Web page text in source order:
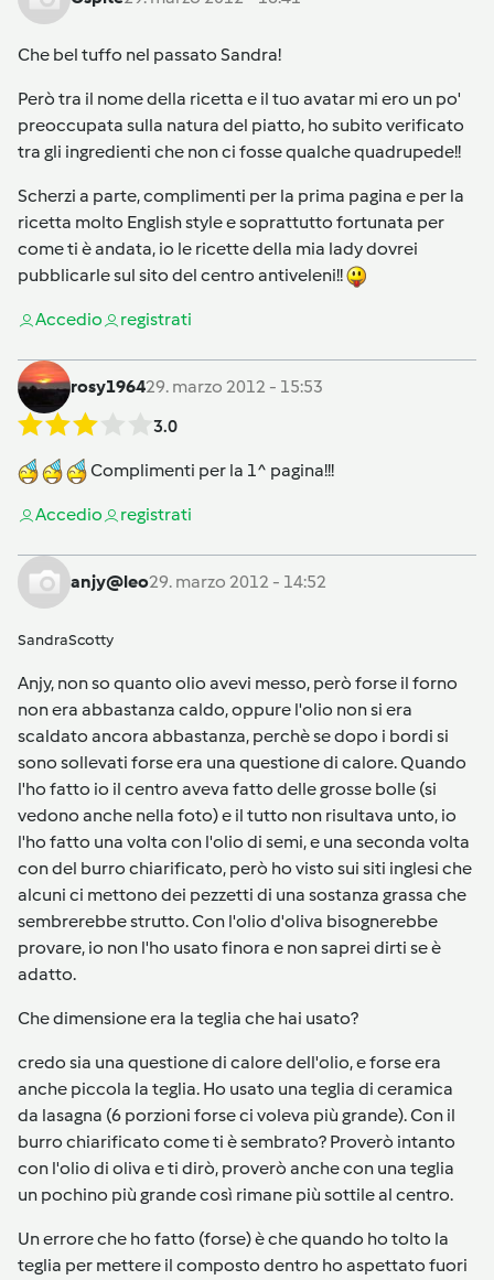
Che bel tuffo nel passato Sandra!
Però tra il nome della ricetta e il tuo avatar mi ero un po'
preoccupata sulla natura del piatto, ho subito verificato
tra gli ingredienti che non ci fosse qualche quadrupede!!
Scherzi a parte, complimenti per la prima pagina e per la
ricetta molto English style e soprattutto fortunata per
come ti è andata, io le ricette della mia lady dovrei
pubblicarle sul sito del centro antiveleni!!
Accedio registrati
rosy196429. marzo 2012 - 15:53
3.0
Complimenti per la 1^ pagina!!!
Accedio registrati
anjy@leo29. marzo 2012 - 14:52
SandraScotty
Anjy, non so quanto olio avevi messo, però forse il forno
non era abbastanza caldo, oppure l'olio non si era
scaldato ancora abbastanza, perchè se dopo i bordi si
sono sollevati forse era una questione di calore. Quando
l'ho fatto io il centro aveva fatto delle grosse bolle (si
vedono anche nella foto) e il tutto non risultava unto, io
l'ho fatto una volta con l'olio di semi, e una seconda volta
con del burro chiarificato, però ho visto sui siti inglesi che
alcuni ci mettono dei pezzetti di una sostanza grassa che
sembrerebbe strutto. Con l'olio d'oliva bisognerebbe
provare, io non l'ho usato finora e non saprei dirti se è
adatto.
Che dimensione era la teglia che hai usato?
credo sia una questione di calore dell'olio, e forse era
anche piccola la teglia. Ho usato una teglia di ceramica
da lasagna (6 porzioni forse ci voleva più grande). Con il
burro chiarificato come ti è sembrato? Proverò intanto
con l'olio di oliva e ti dirò, proverò anche con una teglia
un pochino più grande così rimane più sottile al centro.
Un errore che ho fatto (forse) è che quando ho tolto la
teglia per mettere il composto dentro ho aspettato fuori